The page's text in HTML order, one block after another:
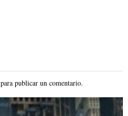
para publicar un comentario.